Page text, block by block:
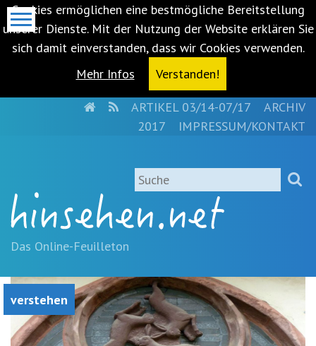
Cookies ermöglichen eine bestmögliche Bereitstellung
unserer Dienste. Mit der Nutzung der Website erklären Sie
sich damit einverstanden, dass wir Cookies verwenden.
Mehr Infos
Verstanden!
springen
(Accesskey
'1')Zur
springen
(Accesskey
'3')Zur
Suche
HOMERSSARTIKEL 03/14-07/17
ARCHIV
2017
IMPRESSUM/KONTAKT
Suche
Das Online-Feuilleton
verstehen